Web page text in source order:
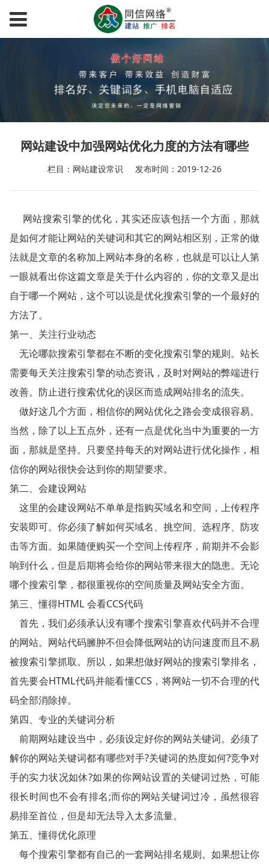
网站建设中加强网站优化力度的方法有哪些
栏目：网站建设常识 发布时间：2019-12-26
网站搜索引擎的优化，其实还应该包括一个方面，那就
是如何才能让网站的关键词和其它的网站相区别，正常的做
法就是文章的名称加上网站本身的名称，也就是可以让人第
一眼就看出你这篇文章是关于什么内容的，你的文章又是出
自于哪一个网站，这个可以说是优化搜索引擎的一个最好的
方法了。
第一、关注行业动态
无论哪款搜索引擎都在不断的变化搜索引擎的规则。站长
需要每天关注搜索引擎的动态资讯，及时对网站的弊端进行
改善。防止进行搜索优化的误区而造成网站排名的流失。
做好这几个方面，相信你的网站优化之路会变成很容易。
当然，除了以上五点外，还有一点是优化当中为重要的一方
面，那就是坚持。只要坚持每天的对网站进行优化操作，相
信你的网站很快会达到你的期望要求。
第二、会建设网站
这里的会建设网站不单单是指购买域名和空间，上传程序
安装即可。你必须了解如何买域名、挑空间、选程序、防攻
击等方面。如果随便购买一个空间上传程序，前期并不会影
响到什么，但是后期将会给你的网站带来很大的隐患。无论
哪个搜索引擎，都很重视你的空间质量及网站安全方面。
第三、懂得HTML 会看CCS代码
首先，我们必须承认没有哪个搜索引擎喜欢代码并不合理
的网站。网站代码臃肿不但会降低网站的访问速度而且不易
被搜索引擎抓取。所以，如果想做好网站的搜索引擎排名，
首先要会HTML代码并能看懂CCS，将网站一切不合理的代
码全部消除掉。
第四、专业的关键词分析
前期网站建设当中，必须设定好你的网站关键词。必须了
解你的网站关键词都有哪些对手?关键词的热度如何?竞争对
手的实力状况如休?如果的你网站设置的关键词过热，可能
很长时间也不会有排名;而你的网站关键词过冷，虽然很容
易排至首位，但是却无法导入太多流量。
第五、懂得优化原理
每个搜索引擎都有自己的一套网站排名规则。如果想让你